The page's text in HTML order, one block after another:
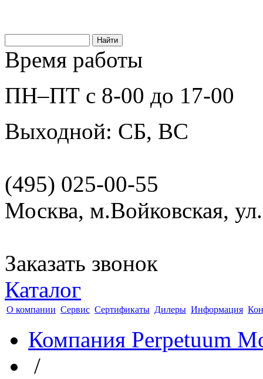
Время работы
ПН–ПТ с 8-00 до 17-00
Выходной: СБ, ВС
(495) 025-00-55
Москва, м.Войковская,
Заказать звонок
Каталог
О компании Сервис Сертификаты Дилеры Информация
Компания Perpetuum
/